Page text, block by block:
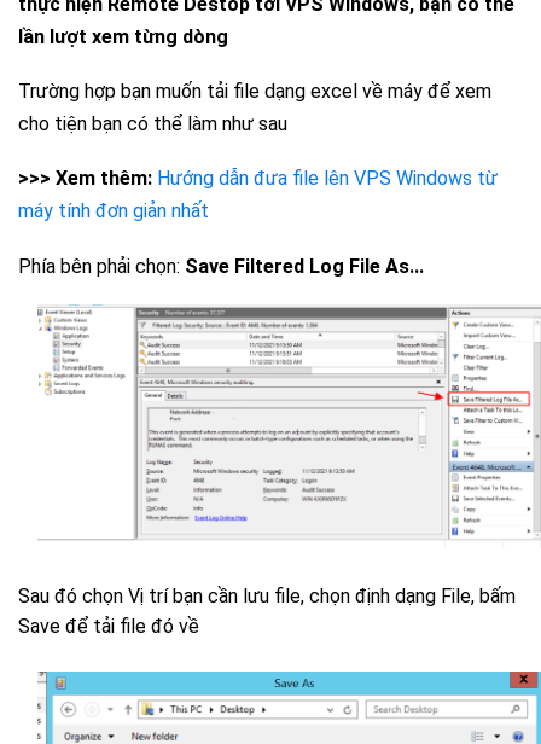
lần lượt xem từng dòng
Trường hợp bạn muốn tải file dạng excel về máy để xem
cho tiện bạn có thể làm như sau
>>> Xem thêm: Hướng dẫn đưa file lên VPS Windows từ
máy tính đơn giản nhất
Phía bên phải chọn: Save Filtered Log File As...
Sau đó chọn Vị trí bạn cần lưu file, chọn định dạng File, bấm
Save để tải file đó về